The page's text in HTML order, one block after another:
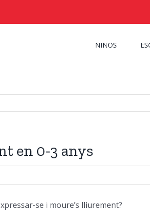
NINOS
en 0-3 anys
se i moure’s lliurement?